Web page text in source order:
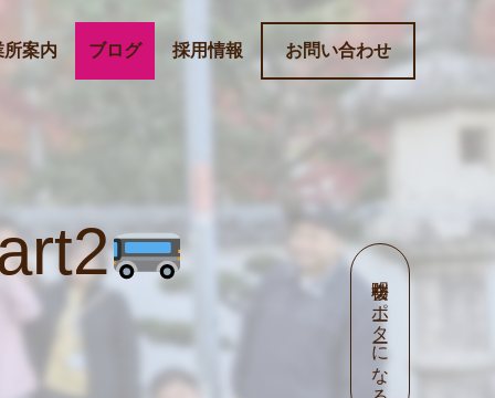
所案内 ブログ 採用情報 お問い合わせ
明桜会サポーターになる